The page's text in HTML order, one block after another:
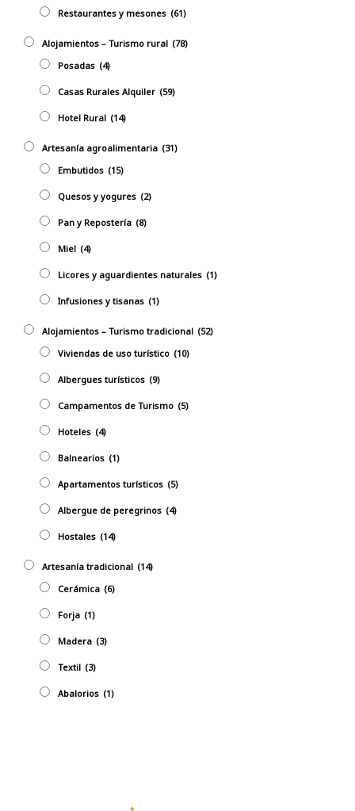
Restaurantes y mesones (61)
Alojamientos – Turismo rural (78)
Posadas (4)
Casas Rurales Alquiler (59)
Hotel Rural (14)
Artesanía agroalimentaria (31)
Embutidos (15)
Quesos y yogures (2)
Pan y Repostería (8)
Miel (4)
Licores y aguardientes naturales (1)
Infusiones y tisanas (1)
Alojamientos – Turismo tradicional (52)
Viviendas de uso turístico (10)
Albergues turísticos (9)
Campamentos de Turismo (5)
Hoteles (4)
Balnearios (1)
Apartamentos turísticos (5)
Albergue de peregrinos (4)
Hostales (14)
Artesaní­a tradicional (14)
Cerámica (6)
Forja (1)
Madera (3)
Textil (3)
Abalorios (1)